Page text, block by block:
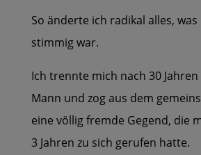
So änderte ich radikal alles,
stimmig war.
Ich trennte mich nach 30
Mann und zog aus dem
eine völlig fremde Gegend, die
3 Jahren zu sich gerufen hatte.